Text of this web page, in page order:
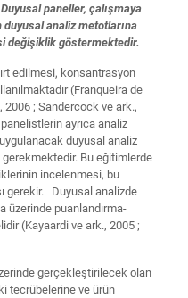
paneller, çalışmaya
analiz metotlarına
değişiklik göstermektedir.
edilmesi, konsantrasyon
(Franqueira de
2006 ; Sandercock ve ark.,
ayrıca analiz
duyusal analiz
Bu eğitimlerde
incelenmesi, bu
gerekir. Duyusal analizde
üzerinde puanlandırma-
(Kayaardi ve ark., 2005 ;
gerçekleştirilecek olan
tecrübelerine ve ürün